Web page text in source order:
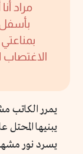
مراد
الاغتصاب
يمرر الكاتب
يبنيها
يسرد نور